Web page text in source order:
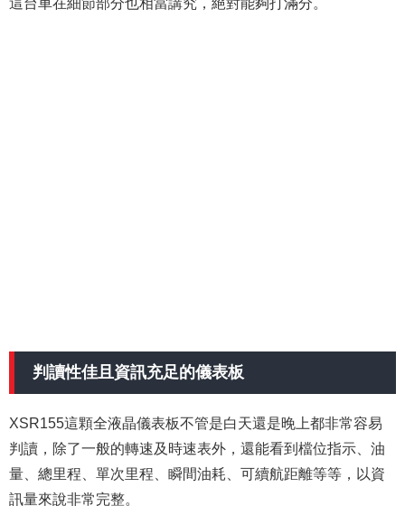
這台車在細節部分也相當講究，絕對能夠打滿分。
判讀性佳且資訊充足的儀表板
XSR155這顆全液晶儀表板不管是白天還是晚上都非常容易
判讀，除了一般的轉速及時速表外，還能看到檔位指示、油
量、總里程、單次里程、瞬間油耗、可續航距離等等，以資
訊量來說非常完整。